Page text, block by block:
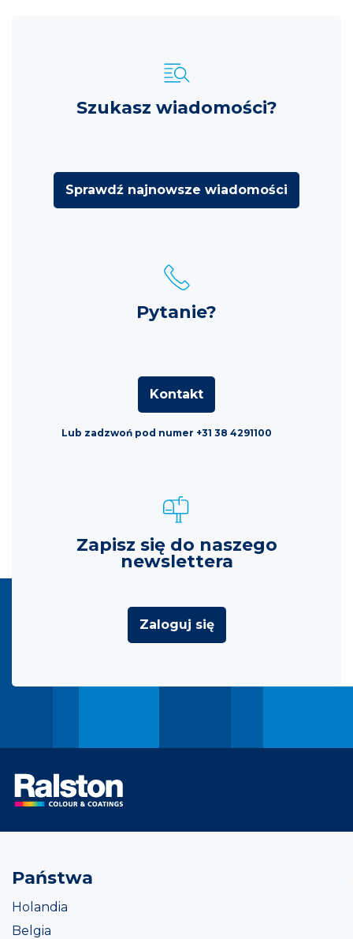
Szukasz wiadomości?
Sprawdź najnowsze wiadomości
Pytanie?
Kontakt
Lub zadzwoń pod numer +31 38 4291100
Zapisz się do naszego
newslettera
Zaloguj się
Państwa
Holandia
Belgia